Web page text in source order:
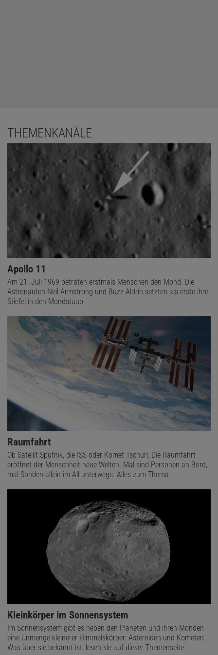
THEMENKANÄLE
Apollo 11
Am 21. Juli 1969 betraten erstmals Menschen den Mond. Die
Astronauten Neil Armstrong und Buzz Aldrin setzten als erste ihre
Stiefel in den Mondstaub.
Raumfahrt
Ob Satellit Sputnik, die ISS oder Komet Tschuri: Die Raumfahrt
eröffnet der Menschheit neue Welten. Mal sind Personen an Bord,
mal Sonden allein im All unterwegs. Alles zum Thema
Kleinkörper im Sonnensystem
Im Sonnensystem gibt es neben den Planeten und ihren Monden
eine Unmenge kleinerer Himmelskörper: Asteroiden und Kometen.
Was über sie bekannt ist, lesen sie auf dieser Themenseite